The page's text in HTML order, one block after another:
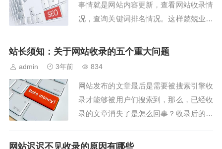
站，前期还是...
事情就是网站内容更新，查看网站收录情
况，查询关键词排名情况。这样兢兢业业
网站关键词排名一落千丈，甚至连网站收
事无补，最终要的...
站长须知：关于网站收录的五个重大问题
admin 3年前 834
网站发布的文章最后是需要被搜索引擎收
录才能够被用户们搜索到，那么，已经收
录的文章消失了是怎么回事？收录后的文
容？对于网站收录方面，存在着太多的问
网站迟迟不见收录的原因有哪些